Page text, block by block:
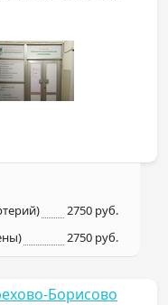
2750 руб.
2750 руб.
Борисово